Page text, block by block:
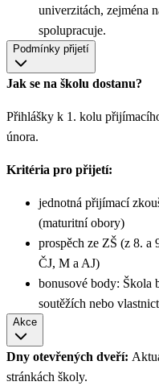
univerzitách, zejména
spolupracuje.
Podmínky přijetí
Jak se na školu dostanu?
Přihlášky k 1. kolu
února.
Kritéria pro přijetí:
jednotná přijímací
(maturitní obory)
prospěch ze ZŠ (z 8. a
ČJ, M a AJ)
bonusové body: Škola
soutěžích nebo
Akce
Dny otevřených dveří:
stránkách školy.